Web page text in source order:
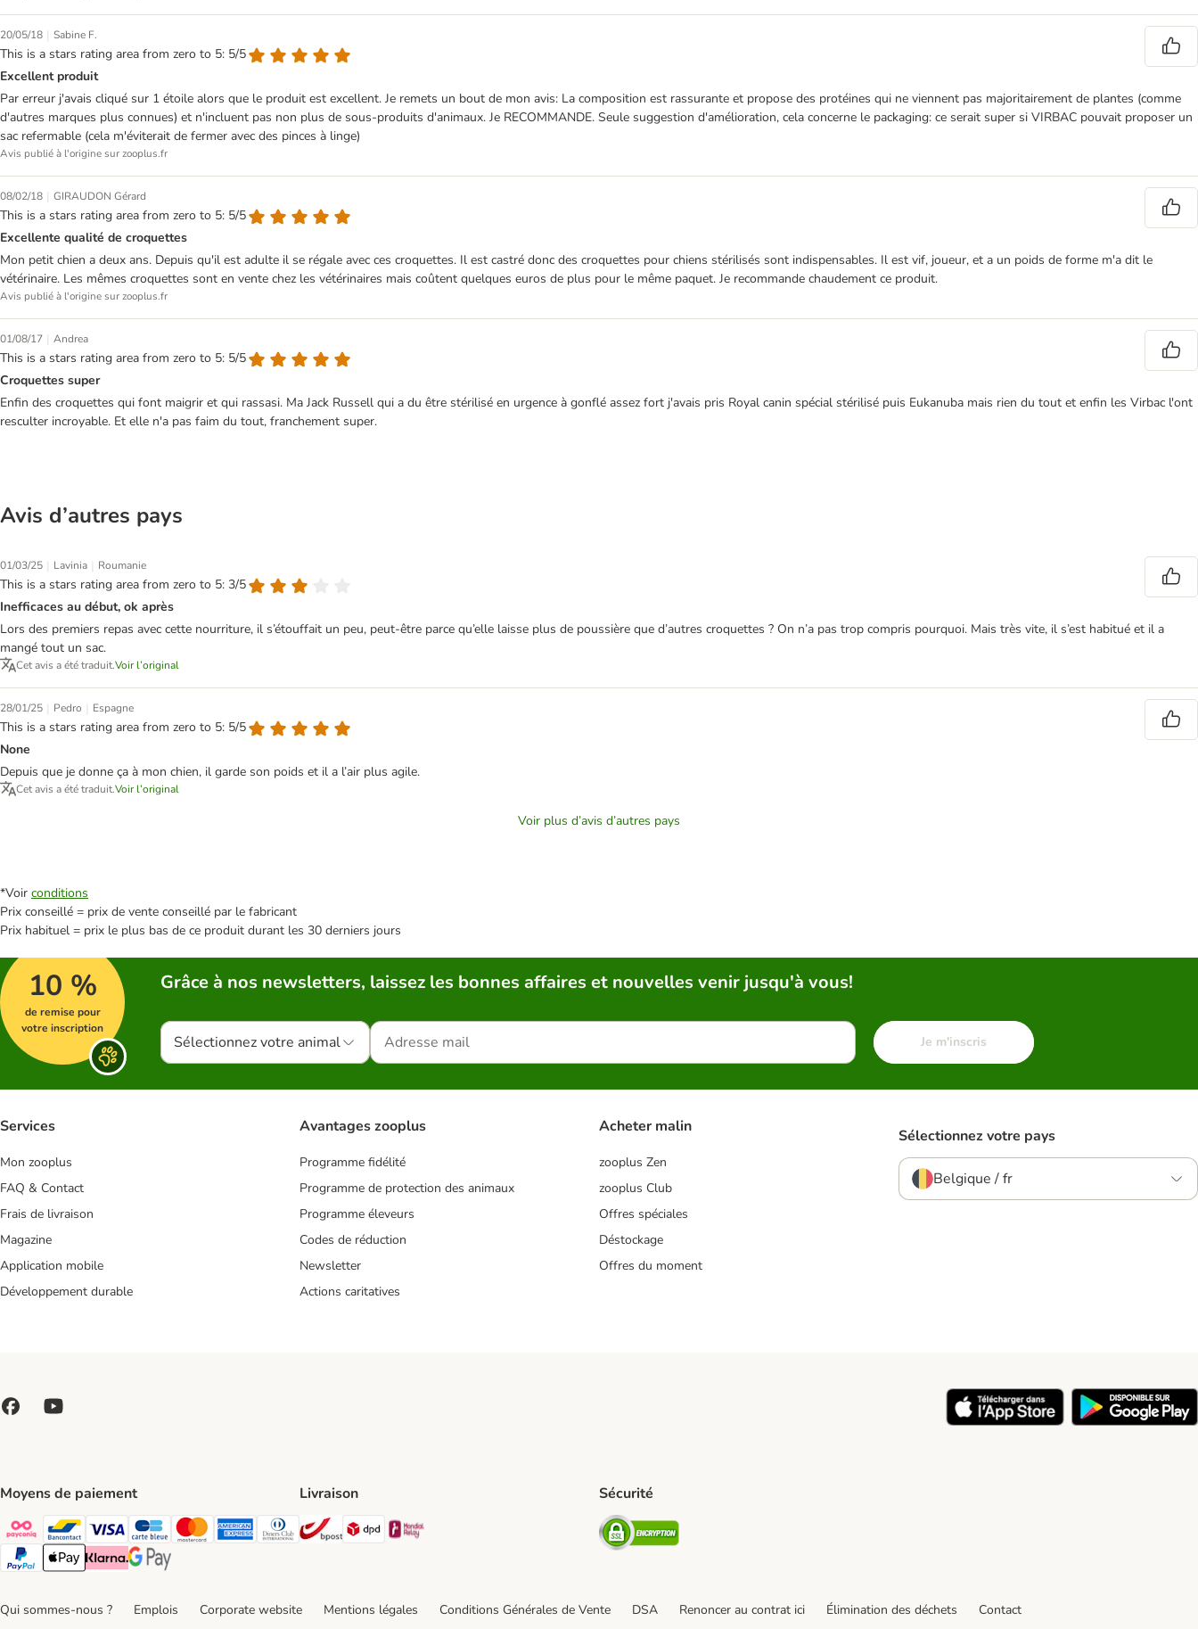
20/05/18 | Sabine F.
This is a stars rating area from zero to 5: 5/5
Excellent produit
Par erreur j'avais cliqué sur 1 étoile alors que le produit est excellent. Je remets un bout de mon avis: La composition est rassurante et propose des protéines qui ne viennent pas majoritairement de plantes (comme
d'autres marques plus connues) et n'incluent pas non plus de sous-produits d'animaux. Je RECOMMANDE. Seule suggestion d'amélioration, cela concerne le packaging: ce serait super si VIRBAC pouvait proposer un
sac refermable (cela m'éviterait de fermer avec des pinces à linge)
Avis publié à l'origine sur zooplus.fr
08/02/18 | GIRAUDON Gérard
This is a stars rating area from zero to 5: 5/5
Excellente qualité de croquettes
Mon petit chien a deux ans. Depuis qu'il est adulte il se régale avec ces croquettes. Il est castré donc des croquettes pour chiens stérilisés sont indispensables. Il est vif, joueur, et a un poids de forme m'a dit le
vétérinaire. Les mêmes croquettes sont en vente chez les vétérinaires mais coûtent quelques euros de plus pour le même paquet. Je recommande chaudement ce produit.
Avis publié à l'origine sur zooplus.fr
01/08/17 | Andrea
This is a stars rating area from zero to 5: 5/5
Croquettes super
Enfin des croquettes qui font maigrir et qui rassasi. Ma Jack Russell qui a du être stérilisé en urgence à gonflé assez fort j'avais pris Royal canin spécial stérilisé puis Eukanuba mais rien du tout et enfin les Virbac l'ont
resculter incroyable. Et elle n'a pas faim du tout, franchement super.
Avis d’autres pays
01/03/25 | Lavinia | Roumanie
This is a stars rating area from zero to 5: 3/5
Inefficaces au début, ok après
Lors des premiers repas avec cette nourriture, il s’étouffait un peu, peut-être parce qu’elle laisse plus de poussière que d’autres croquettes ? On n’a pas trop compris pourquoi. Mais très vite, il s’est habitué et il a
mangé tout un sac.
Cet avis a été traduit.Voir l’original
28/01/25 | Pedro | Espagne
This is a stars rating area from zero to 5: 5/5
None
Depuis que je donne ça à mon chien, il garde son poids et il a l’air plus agile.
Cet avis a été traduit.Voir l’original
Voir plus d’avis d’autres pays
*Voir conditions
Prix conseillé = prix de vente conseillé par le fabricant
Prix habituel = prix le plus bas de ce produit durant les 30 derniers jours
10 %
de remise pour
votre inscription
Grâce à nos newsletters, laissez les bonnes affaires et nouvelles venir jusqu'à vous!
Sélectionnez votre animal Je m'inscris
Services
Mon zooplus
FAQ & Contact
Frais de livraison
Magazine
Application mobile
Développement durable
Avantages zooplus
Programme fidélité
Programme de protection des animaux
Programme éleveurs
Codes de réduction
Newsletter
Actions caritatives
Acheter malin
zooplus Zen
zooplus Club
Offres spéciales
Déstockage
Offres du moment
Sélectionnez votre pays
Belgique / fr
Moyens de paiement
Payconiq Payment Method
bancontact Payment Method
Visa Payment Method
carte bleue Payment Method
Master card Payment Method
American express Payment Method
Diners club Payment Method
Paypal Payment Method
Apple Pay Payment Method
Klarna Payment Method
Google Pay Payment Method
Livraison
Bpost Shipping Method
DPD Shipping Method
Mondial relay Shipping Method
Sécurité
Security
Qui sommes-nous ? Emplois Corporate website Mentions légales Conditions Générales de Vente DSA Renoncer au contrat ici Élimination des déchets
Contact